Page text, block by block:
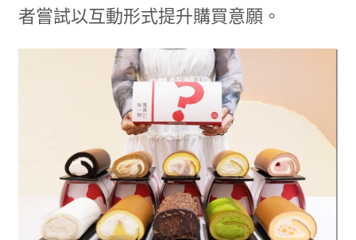
者嘗試以互動形式提升購買意願。